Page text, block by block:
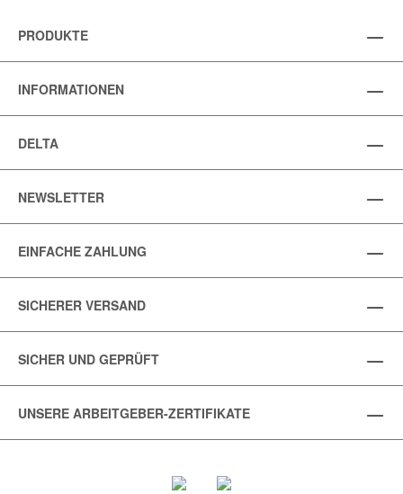
PRODUKTE
INFORMATIONEN
DELTA
NEWSLETTER
EINFACHE ZAHLUNG
SICHERER VERSAND
SICHER UND GEPRÜFT
UNSERE ARBEITGEBER-ZERTIFIKATE